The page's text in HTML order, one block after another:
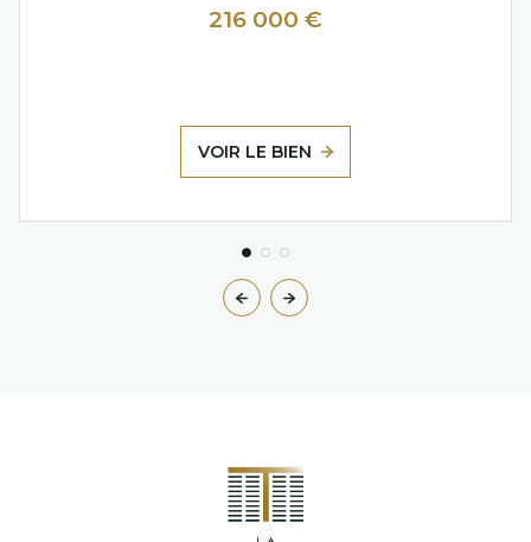
216 000 €
VOIR LE BIEN